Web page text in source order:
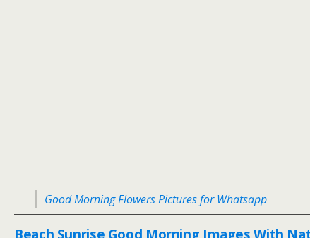
Good Morning Flowers Pictures for Whatsapp
Beach Sunrise Good Morning Images With